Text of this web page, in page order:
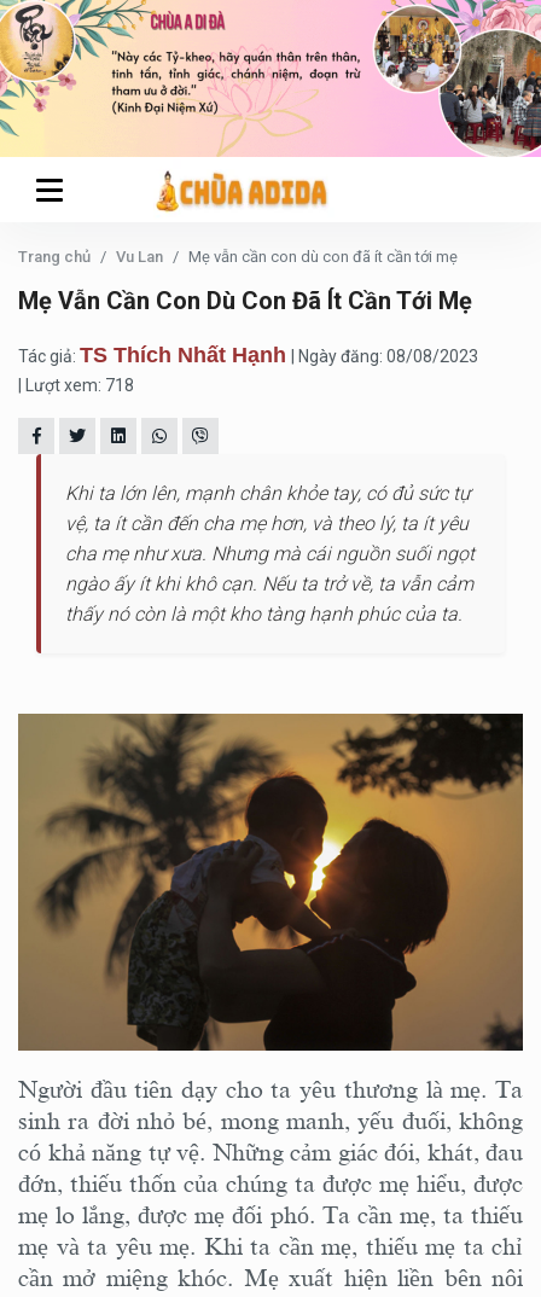
Trang chủ Vu Lan Mẹ vẫn cần con dù con đã ít cần tới mẹ
Mẹ Vẫn Cần Con Dù Con Đã Ít Cần Tới Mẹ
Tác giả: TS Thích Nhất Hạnh
| Ngày đăng: 08/08/2023
| Lượt xem: 718
Khi ta lớn lên, mạnh chân khỏe tay, có đủ sức tự
vệ, ta ít cần đến cha mẹ hơn, và theo lý, ta ít yêu
cha mẹ như xưa. Nhưng mà cái nguồn suối ngọt
ngào ấy ít khi khô cạn. Nếu ta trở về, ta vẫn cảm
thấy nó còn là một kho tàng hạnh phúc của ta.
Người đầu tiên dạy cho ta yêu thương là mẹ. Ta
sinh ra đời nhỏ bé, mong manh, yếu đuối, không
có khả năng tự vệ. Những cảm giác đói, khát, đau
đớn, thiếu thốn của chúng ta được mẹ hiểu, được
mẹ lo lắng, được mẹ đối phó. Ta cần mẹ, ta thiếu
mẹ và ta yêu mẹ. Khi ta cần mẹ, thiếu mẹ ta chỉ
cần mở miệng khóc. Mẹ xuất hiện liền bên nôi